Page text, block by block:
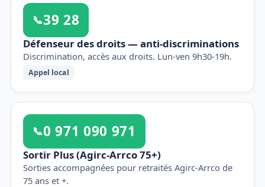
📞39 28
Défenseur des droits — anti-discriminations
Discrimination, accès aux droits. Lun-ven 9h30-19h.
Appel local
📞0 971 090 971
Sortir Plus (Agirc-Arrco 75+)
Sorties accompagnées pour retraités Agirc-Arrco de
75 ans et +.